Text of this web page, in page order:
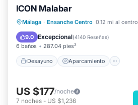
ICON Malabar
Málaga · Ensanche Centro 0.12 mi al centro
9.0 Excepcional(4140 Reseñas)
6 baños 287.04 pies²
Desayuno Aparcamiento
Desayuno
Aparcamiento
Balcón/Terraza
US $177/noche
7 noches - US $1,236